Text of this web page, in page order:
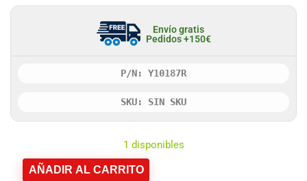
Envío gratis
Pedidos +150€
P/N: Y10187R
SKU: SIN SKU
1 disponibles
AÑADIR AL CARRITO